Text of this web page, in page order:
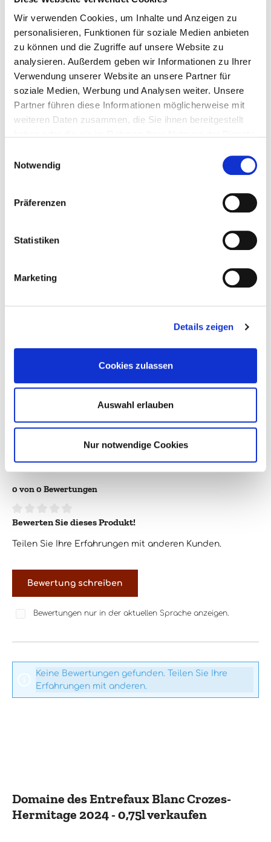
Wir verwenden Cookies, um Inhalte und Anzeigen zu
personalisieren, Funktionen für soziale Medien anbieten
zu können und die Zugriffe auf unsere Website zu
analysieren. Außerdem geben wir Informationen zu Ihrer
Verwendung unserer Website an unsere Partner für
soziale Medien, Werbung und Analysen weiter. Unsere
Partner führen diese Informationen möglicherweise mit
weiteren Daten zusammen, die Sie ihnen bereitgestellt
Notwendig
Präferenzen
Statistiken
Marketing
Details zeigen
Cookies zulassen
Auswahl erlauben
Nur notwendige Cookies
2024 - 0,75l"
16/20 GreatestWines Punkte
fruchtbetont
ausgewogen & frisch
Der Domaine des Entrefaux Blanc Crozes-Hermitage
einem Hauch von Zitrusfrüchten. Am Gaumen zeigt er
eine ausgewogene Frische und Fülle, ergänzt durch
Entrefaux kombiniert Tradition und Innovation in ihrer
nachhaltigen Weinbauphilosophie. Dieser Wein passt
Käsesorten.
Frankreich
Region: Rhone
Verpackungsgröße: 1
0 von 0 Bewertungen
Durchschnittliche Bewertung von 0 von 5 Sternen
Bewerten Sie dieses Produkt!
Teilen Sie Ihre Erfahrungen mit anderen Kunden.
Bewertung schreiben
Bewertungen nur in der aktuellen Sprache anzeigen.
Keine Bewertungen gefunden. Teilen Sie Ihre
Erfahrungen mit anderen.
Domaine des Entrefaux Blanc Crozes-
Hermitage 2024 - 0,75l verkaufen